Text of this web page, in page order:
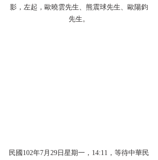
影，左起，歐曉雲先生、熊震球先生、歐陽鈞
先生。
民國102年7月29日星期一，14:11，等待中華民